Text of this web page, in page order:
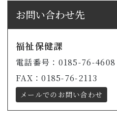
お問い合わせ先
福祉保健課
電話番号：0185-76-4608
FAX：0185-76-2113
メールでのお問い合わせ